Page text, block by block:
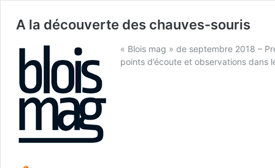
A la découverte des chauves-souris
« Blois mag » de septembre 2018 –
points d’écoute et observations